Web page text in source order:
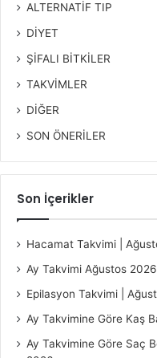
ALTERNATİF TIP
DİYET
ŞİFALI BİTKİLER
TAKVİMLER
DİĞER
SON ÖNERİLER
Son İçerikler
Hacamat Takvimi |
Ay Takvimi Ağustos 2026
Epilasyon Takvimi |
Ay Takvimine Göre Kaş
Ay Takvimine Göre Saç